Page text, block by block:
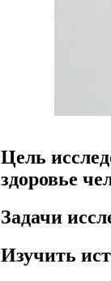
Цель
здоровье
Задачи
Изучить